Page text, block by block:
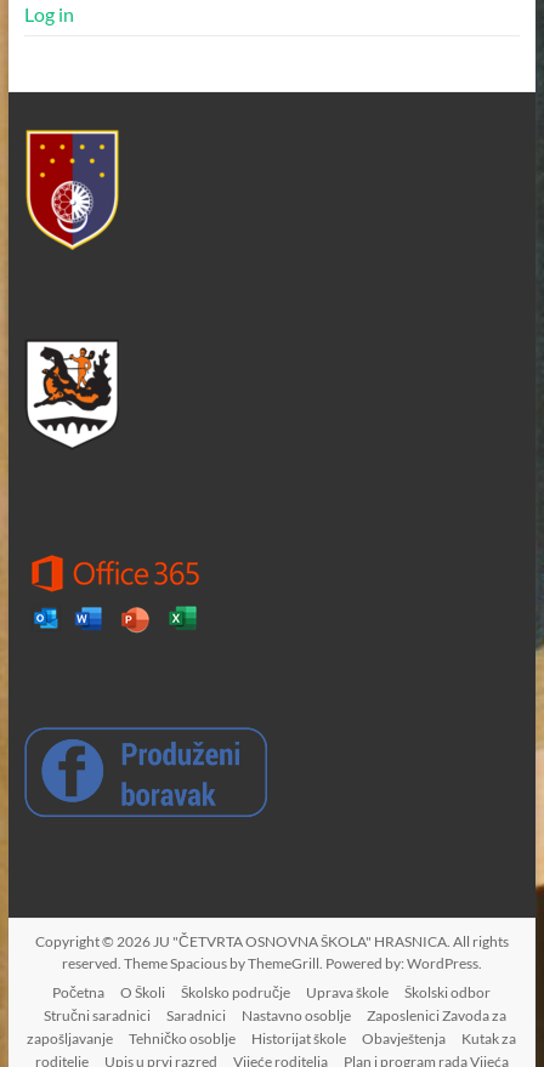
Log in
Copyright © 2026JU "ČETVRTA OSNOVNA ŠKOLA" HRASNICA. All rights
reserved. ThemeSpaciousby ThemeGrill. Powered by: WordPress.
Početna
O Školi Školsko područje Uprava škole
Školski odbor
Stručni saradnici
Saradnici Nastavno osoblje
Zaposlenici Zavoda za
zapošljavanje
Tehničko osoblje Historijat škole Obavještenja
Kutak za
roditelje
Upis u prvi razred Vijeće roditelja Plan i program rada Vijeća